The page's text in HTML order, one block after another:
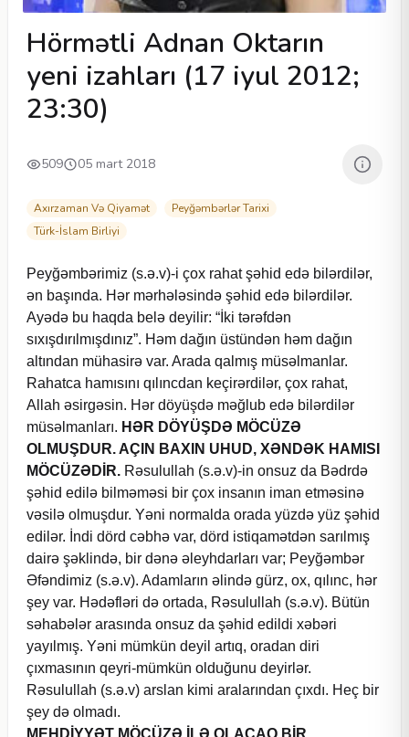
Hörmətli Adnan Oktarın
yeni izahları (17 iyul 2012;
23:30)
509 05 mart 2018
Axırzaman Və Qiyamət
Peyğəmbərlər Tarixi
Türk-İslam Birliyi
Peyğəmbərimiz (s.ə.v)-i çox rahat şəhid edə bilərdilər,
ən başında. Hər mərhələsində şəhid edə bilərdilər.
Ayədə bu haqda belə deyilir: “İki tərəfdən
sıxışdırılmışdınız”. Həm dağın üstündən həm dağın
altından mühasirə var. Arada qalmış müsəlmanlar.
Rahatca hamısını qılıncdan keçirərdilər, çox rahat,
Allah əsirgəsin. Hər döyüşdə məğlub edə bilərdilər
müsəlmanları. HƏR DÖYÜŞDƏ MÖCÜZƏ
OLMUŞDUR. AÇIN BAXIN UHUD, XƏNDƏK HAMISI
MÖCÜZƏDİR. Rəsulullah (s.ə.v)-in onsuz da Bədrdə
şəhid edilə bilməməsi bir çox insanın iman etməsinə
vəsilə olmuşdur. Yəni normalda orada yüzdə yüz şəhid
edilər. İndi dörd cəbhə var, dörd istiqamətdən sarılmış
dairə şəklində, bir dənə əleyhdarları var; Peyğəmbər
Əfəndimiz (s.ə.v). Adamların əlində gürz, ox, qılınc, hər
şey var. Hədəfləri də ortada, Rəsulullah (s.ə.v). Bütün
səhabələr arasında onsuz da şəhid edildi xəbəri
yayılmış. Yəni mümkün deyil artıq, oradan diri
çıxmasının qeyri-mümkün olduğunu deyirlər.
Rəsulullah (s.ə.v) arslan kimi aralarından çıxdı. Heç bir
şey də olmadı.
MEHDİYYƏT MÖCÜZƏ İLƏ OLACAQ BİR